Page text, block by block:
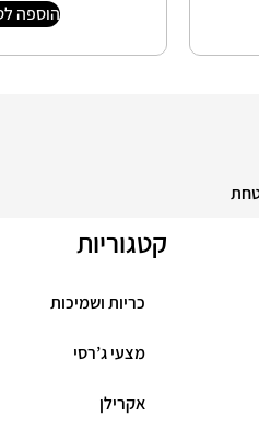
הוספה
קטגוריות
כריות ושמיכות
מצעי ג’רסי
אקרילן